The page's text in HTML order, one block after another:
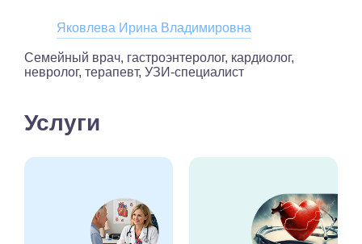
Яковлева Ирина Владимировна
Семейный врач, гастроэнтеролог, кардиолог,
невролог, терапевт, УЗИ-специалист
Услуги